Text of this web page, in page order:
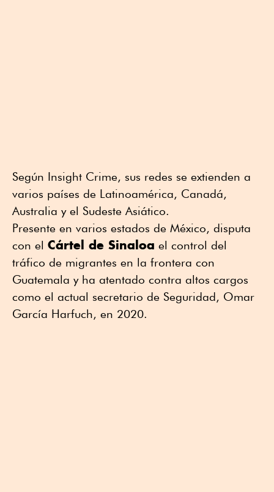
Según Insight Crime, sus redes se extienden a
varios países de Latinoamérica, Canadá,
Australia y el Sudeste Asiático.
Presente en varios estados de México, disputa
con el Cártel de Sinaloa el control del
tráfico de migrantes en la frontera con
Guatemala y ha atentado contra altos cargos
como el actual secretario de Seguridad, Omar
García Harfuch, en 2020.